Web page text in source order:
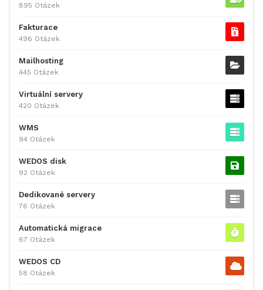
895 Otázek
Fakturace
496 Otázek
Mailhosting
445 Otázek
Virtuální servery
420 Otázek
WMS
94 Otázek
WEDOS disk
92 Otázek
Dedikované servery
76 Otázek
Automatická migrace
67 Otázek
WEDOS CD
58 Otázek